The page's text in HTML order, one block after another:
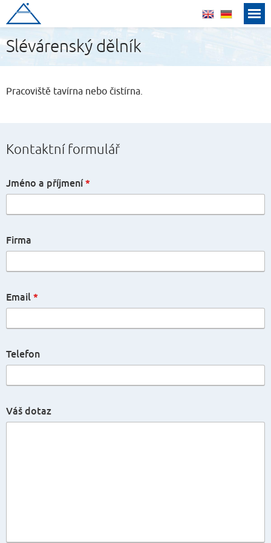
englishdeutsch
Slévárenský dělník
Pracoviště tavírna nebo čistírna.
Kontaktní formulář
Jméno a příjmení*
Firma
Email*
Telefon
Váš dotaz